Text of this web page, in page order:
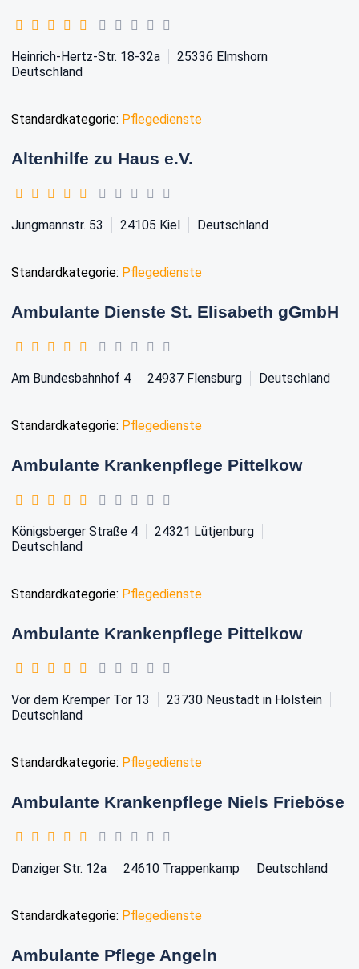
Heinrich-Hertz-Str. 18-32a 25336 Elmshorn
Deutschland
Standardkategorie: Pflegedienste
Altenhilfe zu Haus e.V.
Jungmannstr. 53 24105 Kiel Deutschland
Standardkategorie: Pflegedienste
Ambulante Dienste St. Elisabeth gGmbH
Am Bundesbahnhof 4 24937 Flensburg Deutschland
Standardkategorie: Pflegedienste
Ambulante Krankenpflege Pittelkow
Königsberger Straße 4 24321 Lütjenburg
Deutschland
Standardkategorie: Pflegedienste
Ambulante Krankenpflege Pittelkow
Vor dem Kremper Tor 13 23730 Neustadt in Holstein
Deutschland
Standardkategorie: Pflegedienste
Ambulante Krankenpflege Niels Frieböse
Danziger Str. 12a 24610 Trappenkamp Deutschland
Standardkategorie: Pflegedienste
Ambulante Pflege Angeln